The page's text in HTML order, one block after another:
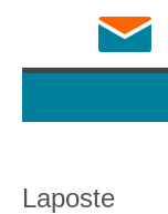
Laposte